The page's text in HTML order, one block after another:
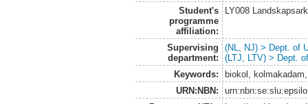
Student's
programme
affiliation:
LY008
Supervising
department:
(NL, NJ) > Dept. of
(LTJ, LTV) > Dept.
Keywords:
biokol,
URN:NBN: